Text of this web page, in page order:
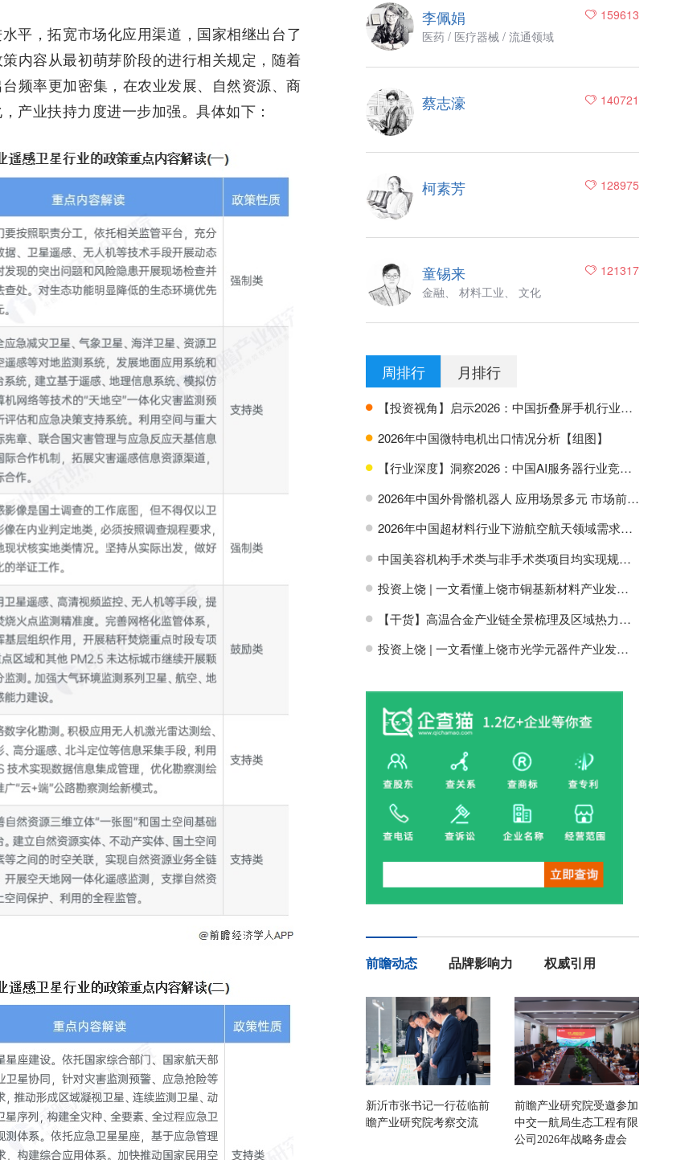
平，拓宽市场化应用渠道，国家相继出台了
内容从最初萌芽阶段的进行相关规定，随着
频率更加密集，在农业发展、自然资源、商
产业扶持力度进一步加强。具体如下：
159613
李佩娟
医药 / 医疗器械 / 流通领域
140721
蔡志濠
128975
柯素芳
121317
童锡来
金融、 材料工业、 文化
周排行 月排行
H 【投资视角】启示2026：中国折叠屏手机行业投融资及兼并重组分析
H 2026年中国微特电机出口情况分析【组图】
H 【行业深度】洞察2026：中国AI服务器行业竞争格局及市场份额
H 2026年中国外骨骼机器人 应用场景多元 市场前景广阔【组图】
H 2026年中国超材料行业下游航空航天领域需求分析【组图】
H 中国美容机构手术类与非手术类项目均实现规模增长【组图】
H 投资上饶 | 一文看懂上饶市铜基新材料产业发展现状与投资机会前瞻
H 【干货】高温合金产业链全景梳理及区域热力地图
H 投资上饶 | 一文看懂上饶市光学元器件产业发展现状与投资机会前瞻
前瞻动态 品牌影响力 权威引用
新沂市张书记一行莅临前
瞻产业研究院考察交流
前瞻产业研究院受邀参加
中交一航局生态工程有限
公司2026年战略务虚会